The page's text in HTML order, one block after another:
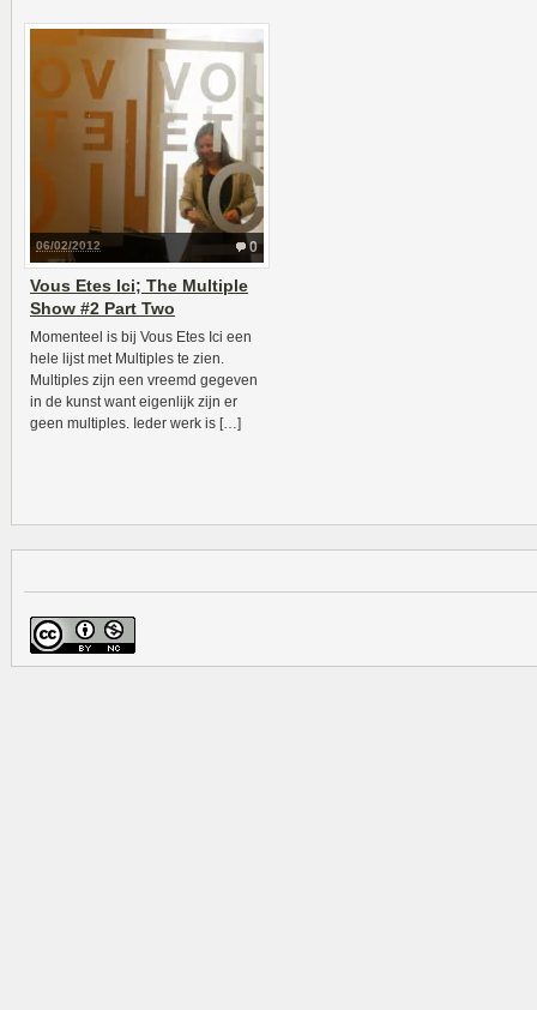
0
06/02/2012
Vous Etes Ici; The Multiple
Show #2 Part Two
Momenteel is bij Vous Etes Ici een
hele lijst met Multiples te zien.
Multiples zijn een vreemd gegeven
in de kunst want eigenlijk zijn er
geen multiples. Ieder werk is […]